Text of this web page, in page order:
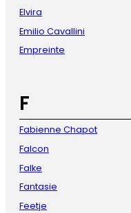
Elvira
Emilio Cavallini
Empreinte
F
Fabienne Chapot
Falcon
Falke
Fantasie
Feetje